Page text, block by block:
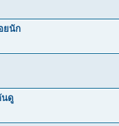
ยนัก
นดู